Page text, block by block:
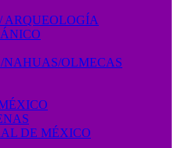
ARQUEOLOGÍA
NAHUAS/OLMECAS
DE MÉXICO